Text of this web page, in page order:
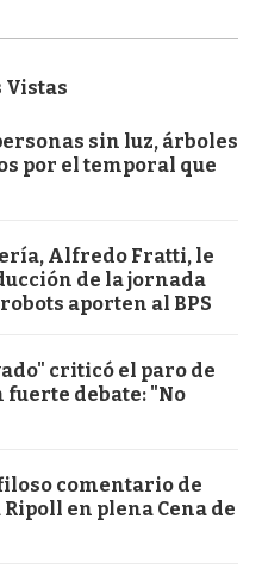
Vistas
sin luz, árboles
por el temporal que
Alfredo Fratti, le
de la jornada
aporten al BPS
criticó el paro de
fuerte debate: "No
comentario de
en plena Cena de